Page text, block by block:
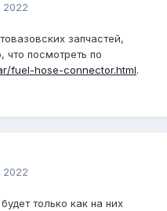
2022
запчастей,
что посмотреть по
fuel-hose-connector.html.
2022
только как на них